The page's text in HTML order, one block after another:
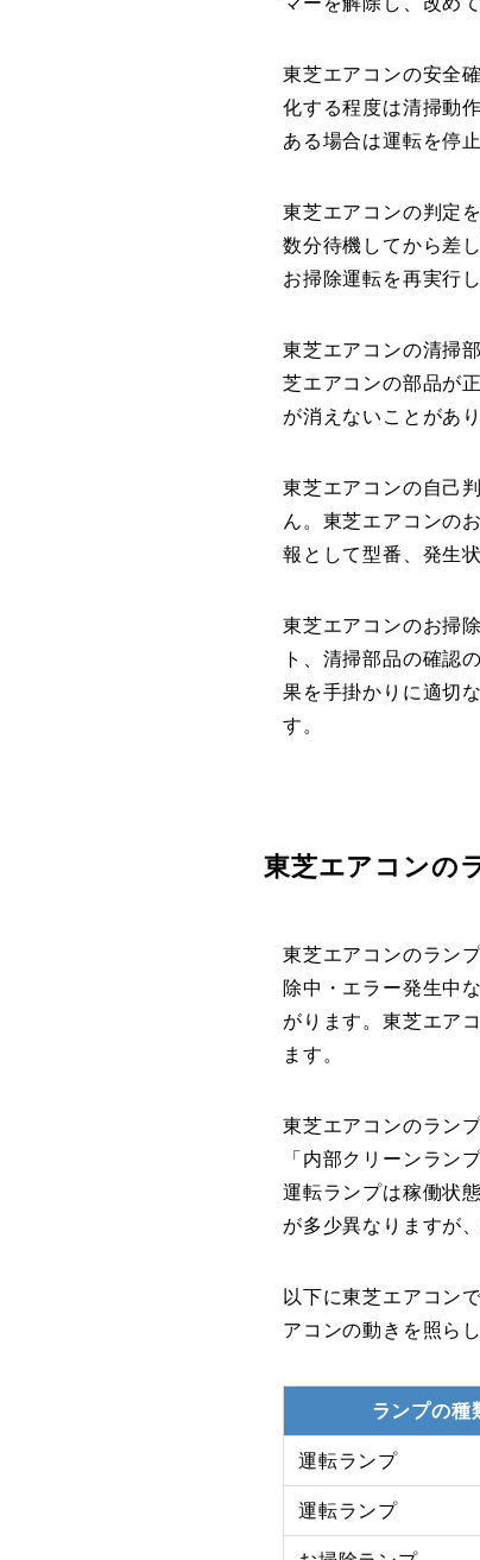
東芝エアコンの安全
化する程度は清掃動
ある場合は運転を停
東芝エアコンの判定
数分待機してから差
お掃除運転を再実行
東芝エアコンの清掃
芝エアコンの部品が
が消えないことがあ
東芝エアコンの自己
ん。東芝エアコンの
報として型番、発生
東芝エアコンのお掃
ト、清掃部品の確認
果を手掛かりに適切
す。
東芝エアコンの
東芝エアコンのラン
除中・エラー発生中
がります。東芝エア
ます。
東芝エアコンのラン
「内部クリーンラン
運転ランプは稼働状
が多少異なりますが
以下に東芝エアコン
アコンの動きを照ら
ランプの種
運転ランプ
運転ランプ